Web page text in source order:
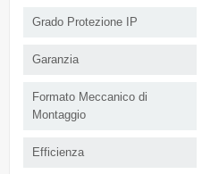
Grado Protezione IP
Garanzia
Formato Meccanico di
Montaggio
Efficienza